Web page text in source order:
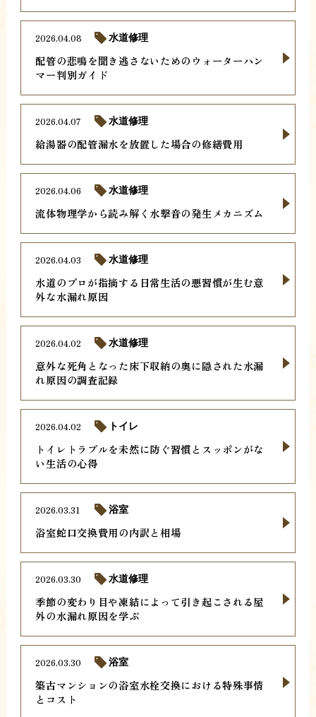
配管の悲鳴を聞き逃さないためのウォーターハン
マー判別ガイド
2026.04.08 水道修理
給湯器の配管漏水を放置した場合の修繕費用
2026.04.07 水道修理
流体物理学から読み解く水撃音の発生メカニズム
2026.04.06 水道修理
水道のプロが指摘する日常生活の悪習慣が生む意
外な水漏れ原因
2026.04.03 水道修理
意外な死角となった床下収納の奥に隠された水漏
れ原因の調査記録
2026.04.02 水道修理
トイレトラブルを未然に防ぐ習慣とスッポンがな
い生活の心得
2026.04.02 トイレ
浴室蛇口交換費用の内訳と相場
2026.03.31 浴室
季節の変わり目や凍結によって引き起こされる屋
外の水漏れ原因を学ぶ
2026.03.30 水道修理
築古マンションの浴室水栓交換における特殊事情
とコスト
2026.03.30 浴室